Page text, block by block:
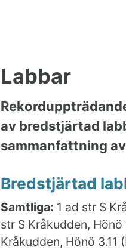
Labbar
av bredstjärtad
sammanfattning
Bredstjärtad
Samtliga: 1 ad str S
str S Kråkudden, Hönö
Kråkudden, Hönö 3.11